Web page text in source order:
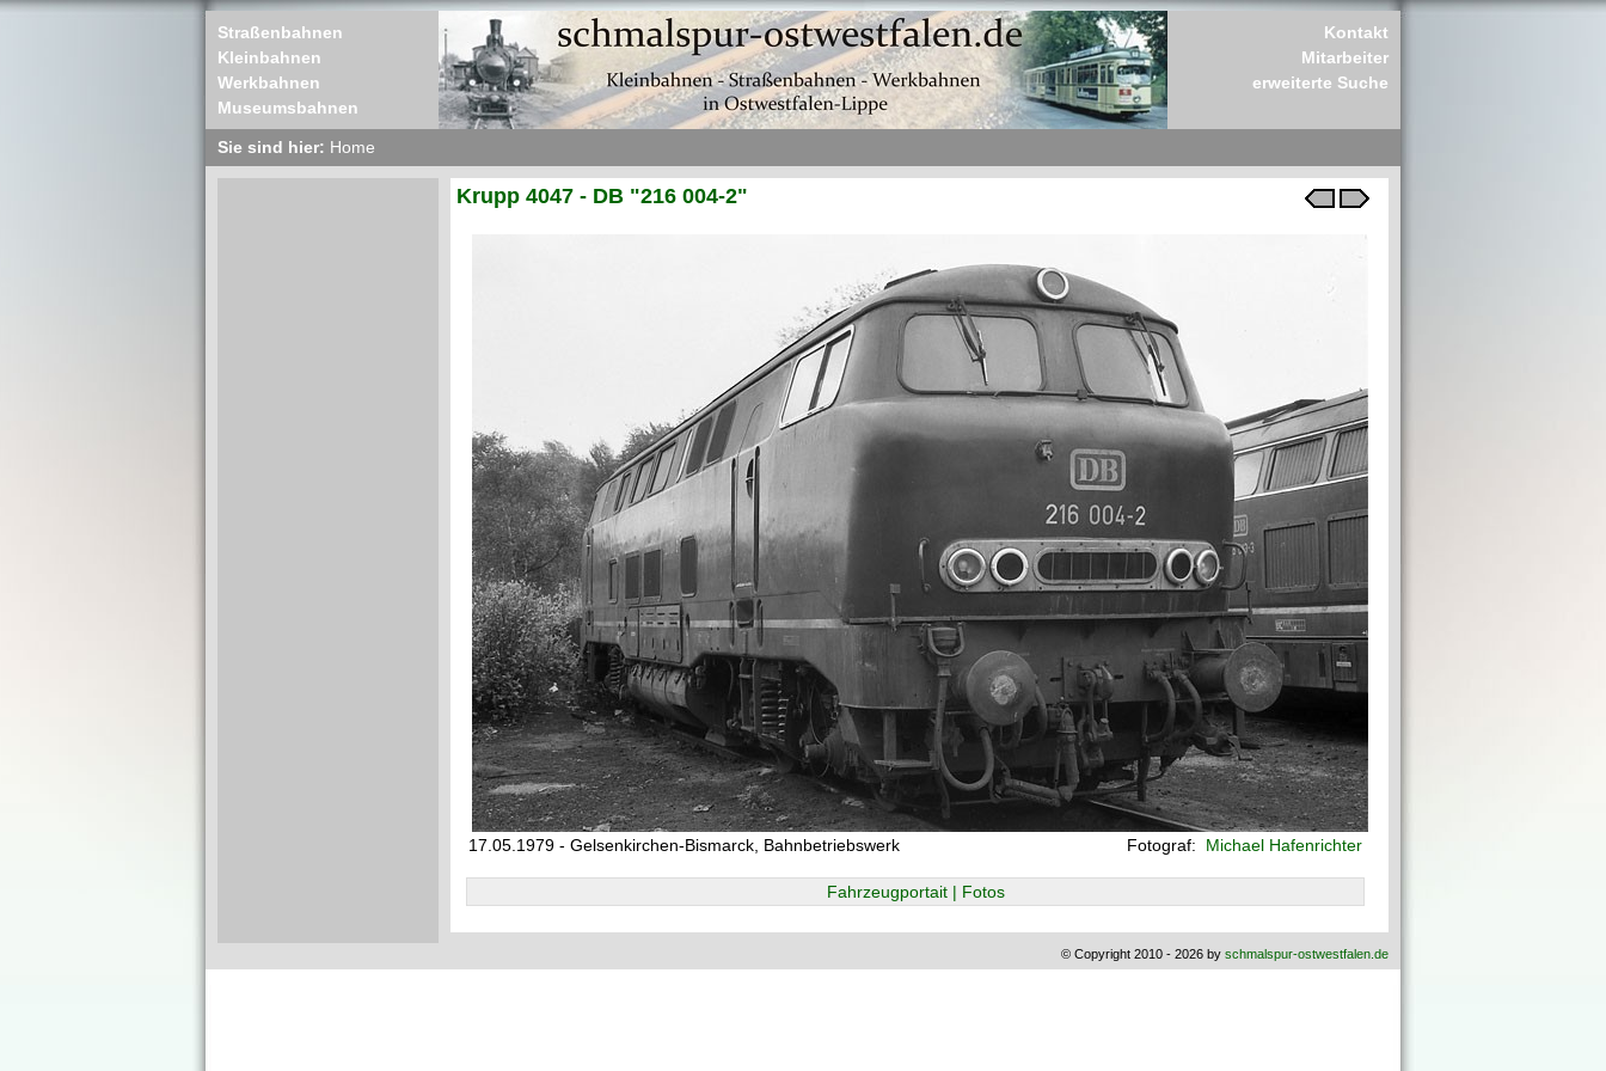
Straßenbahnen
Kleinbahnen
Werkbahnen
Museumsbahnen
Kontakt
Mitarbeiter
erweiterte Suche
Sie sind hier: Home
Krupp 4047 - DB "216 004-2"
17.05.1979 - Gelsenkirchen-Bismarck, Bahnbetriebswerk Fotograf: Michael Hafenrichter
Fahrzeugportait | Fotos
© Copyright 2010 - 2026 by schmalspur-ostwestfalen.de